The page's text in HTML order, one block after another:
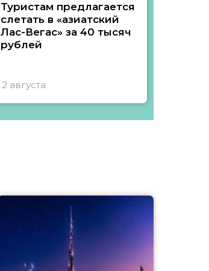
Туристам предлагается
слетать в «азиатский
Лас-Вегас» за 40 тысяч
рублей
2 августа